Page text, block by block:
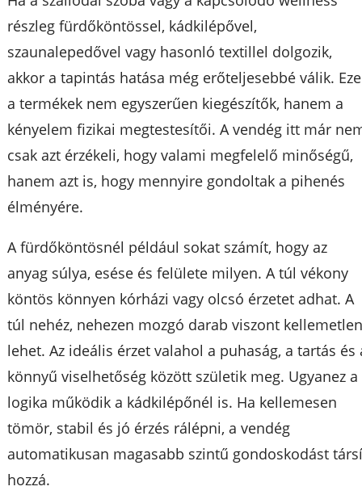
részleg fürdőköntössel, kádkilépővel,
szaunalepedővel vagy hasonló textillel dolgozik,
akkor a tapintás hatása még erőteljesebbé válik.
a termékek nem egyszerűen kiegészítők, hanem a
kényelem fizikai megtestesítői. A vendég itt már
csak azt érzékeli, hogy valami megfelelő minőségű,
hanem azt is, hogy mennyire gondoltak a pihenés
élményére.
A fürdőköntösnél például sokat számít, hogy az
anyag súlya, esése és felülete milyen. A túl vékony
köntös könnyen kórházi vagy olcsó érzetet adhat. A
túl nehéz, nehezen mozgó darab viszont
lehet. Az ideális érzet valahol a puhaság, a tartás és
könnyű viselhetőség között születik meg. Ugyanez a
logika működik a kádkilépőnél is. Ha kellemesen
tömör, stabil és jó érzés rálépni, a vendég
automatikusan magasabb szintű gondoskodást
hozzá.